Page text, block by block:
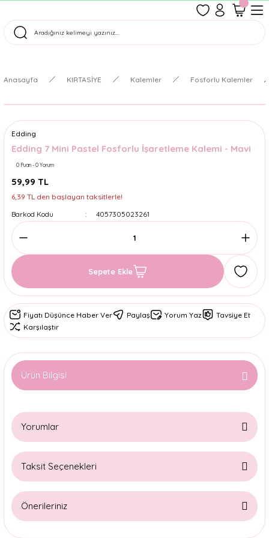
Tüm Siparişler Aynı Gün Kargoda!
Anasayfa KIRTASİYE Kalemler Fosforlu Kalemler
Edding
Edding 7 Mini Pastel Fosforlu İşaretleme Kalemi - Mavi
0 Puan - 0 Yorum
59,99 TL
6,39 TL den başlayan taksitlerle!
Barkod Kodu
4057305023261
Sepete Ekle
Fiyatı Düşünce Haber Ver Paylaş Yorum Yaz
Tavsiye Et
Karşılaştır
Ürün Bilgisi
Yorumlar
Taksit Seçenekleri
Önerileriniz